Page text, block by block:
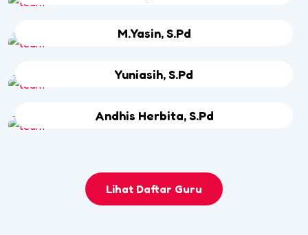
M.Yasin, S.Pd
Yuniasih, S.Pd
Andhis Herbita, S.Pd
Lihat Daftar Guru